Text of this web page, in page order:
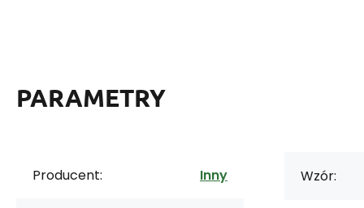
PARAMETRY
Producent: Inny Wzór: